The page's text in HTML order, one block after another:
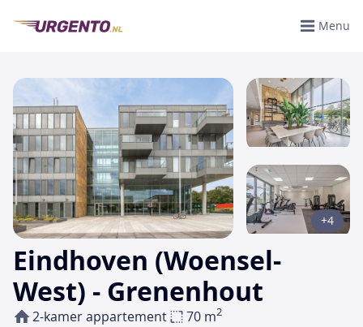
Menu
Eindhoven (Woensel-
West) - Grenenhout
2-kamer appartement 70 m2
+4